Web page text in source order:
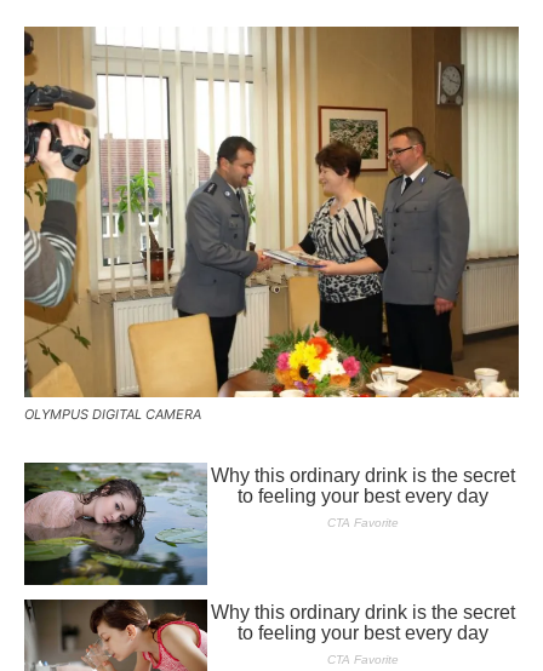
OLYMPUS DIGITAL CAMERA